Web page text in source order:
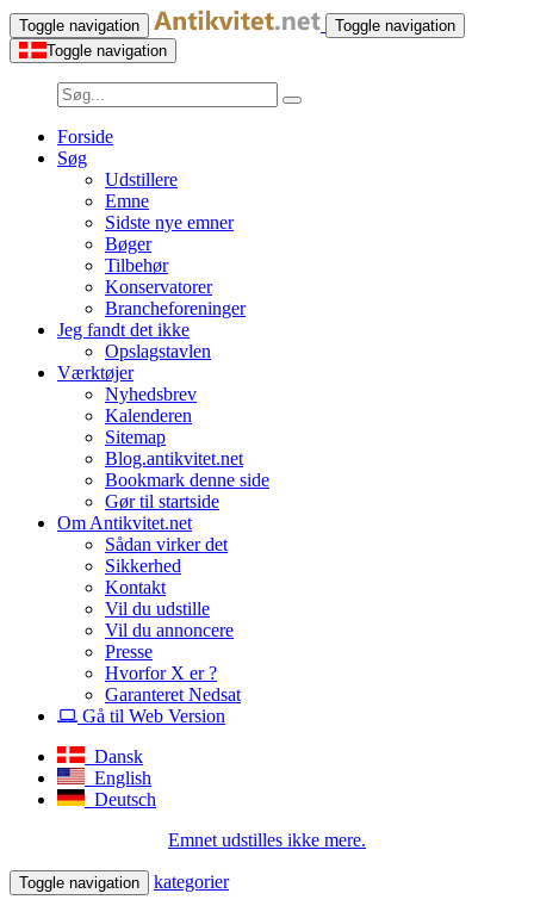
Toggle navigation
Toggle navigation
Toggle navigation
Forside
Søg
Udstillere
Emne
Sidste nye emner
Bøger
Tilbehør
Konservatorer
Brancheforeninger
Jeg fandt det ikke
Opslagstavlen
Værktøjer
Nyhedsbrev
Kalenderen
Sitemap
Blog.antikvitet.net
Bookmark denne side
Gør til startside
Om Antikvitet.net
Sådan virker det
Sikkerhed
Kontakt
Vil du udstille
Vil du annoncere
Presse
Hvorfor X er ?
Garanteret Nedsat
Gå til Web Version
Dansk
English
Deutsch
Emnet udstilles ikke mere.
Toggle navigation kategorier